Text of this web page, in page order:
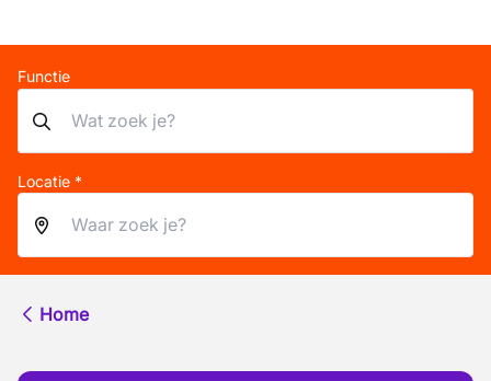
Functie
Locatie *
Home